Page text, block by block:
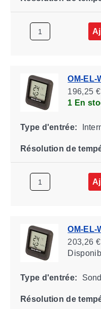
OM-EL-
196,25
1 En
Type d'entrée:
Résolution de
OM-EL-
203,26
Type d'entrée:
Résolution de